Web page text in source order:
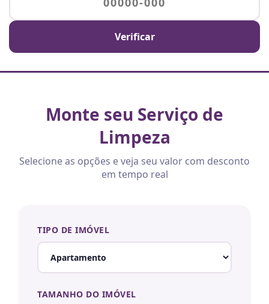
Verificar
Monte seu Serviço de
Limpeza
Selecione as opções e veja seu valor com desconto
em tempo real
TIPO DE IMÓVEL
TAMANHO DO IMÓVEL